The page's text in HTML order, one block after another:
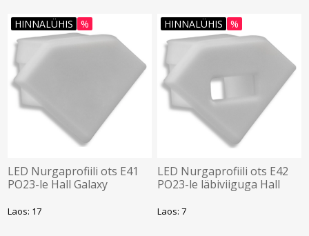
HINNALÜHIS %
LED Nurgaprofiili ots E41
PO23-le Hall Galaxy
Laos: 17
HINNALÜHIS %
LED Nurgaprofiili ots E42
PO23-le läbiviiguga Hall
Laos: 7